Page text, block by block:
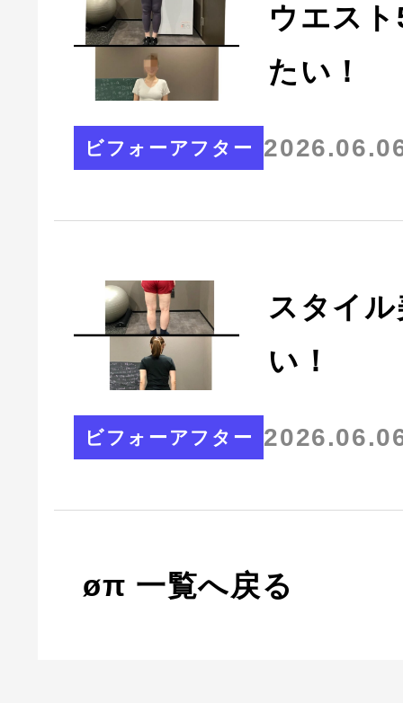
ウエス
たい！
ビフォーアフター
スタイ
い！
ビフォーアフター
øπ 一覧へ戻る